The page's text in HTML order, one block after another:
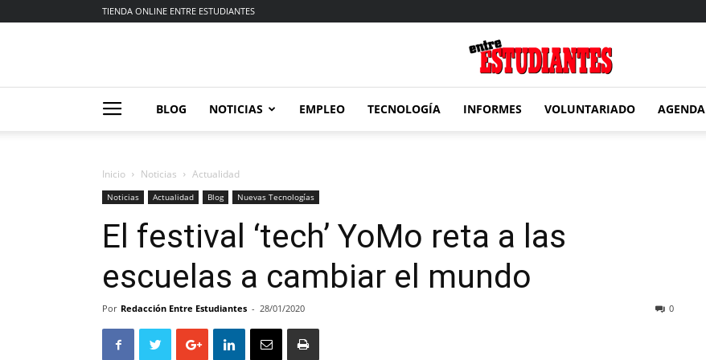
TIENDA ONLINE ENTRE ESTUDIANTES
Estudiantes
BLOG NOTICIAS EMPLEO TECNOLOGÍA INFORMES VOLUNTARIADO AGENDA
Inicio Noticias Actualidad
Noticias Actualidad Blog Nuevas Tecnologías
El festival ‘tech’ YoMo reta a las
escuelas a cambiar el mundo
Por Redacción Entre Estudiantes - 28/01/2020 0